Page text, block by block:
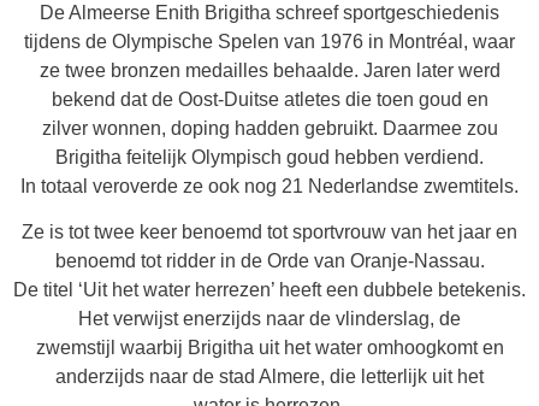
De Almeerse Enith Brigitha schreef sportgeschiedenis
tijdens de Olympische Spelen van 1976 in Montréal, waar
ze twee bronzen medailles behaalde. Jaren later werd
bekend dat de Oost-Duitse atletes die toen goud en
zilver wonnen, doping hadden gebruikt. Daarmee zou
Brigitha feitelijk Olympisch goud hebben verdiend.
In totaal veroverde ze ook nog 21 Nederlandse zwemtitels.
Ze is tot twee keer benoemd tot sportvrouw van het jaar en
benoemd tot ridder in de Orde van Oranje-Nassau.
De titel ‘Uit het water herrezen’ heeft een dubbele betekenis.
Het verwijst enerzijds naar de vlinderslag, de
zwemstijl waarbij Brigitha uit het water omhoogkomt en
anderzijds naar de stad Almere, die letterlijk uit het